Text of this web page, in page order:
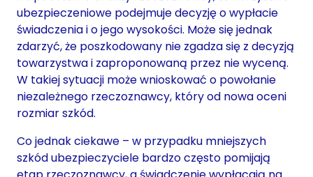
ubezpieczeniowe podejmuje decyzję o wypłacie
świadczenia i o jego wysokości. Może się jednak
zdarzyć, że poszkodowany nie zgadza się z decyzją
towarzystwa i zaproponowaną przez nie wyceną.
W takiej sytuacji może wnioskować o powołanie
niezależnego rzeczoznawcy, który od nowa oceni
rozmiar szkód.
Co jednak ciekawe – w przypadku mniejszych
szkód ubezpieczyciele bardzo często pomijają